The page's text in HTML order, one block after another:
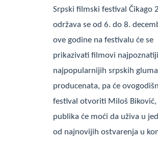
Srpski filmski festival Čikago
održava se od 6. do 8.
ove godine na festivalu će se
prikazivati filmovi
najpopularnijih srpskih
producenata, pa će
festival otvoriti Miloš Biković,
publika će moći da uživa u
od najnovijih ostvarenja u